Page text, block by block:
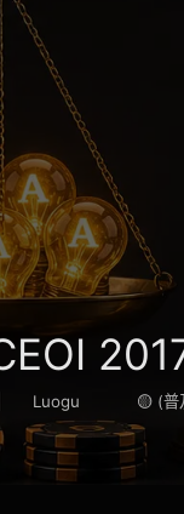
Luogu 🟡 (